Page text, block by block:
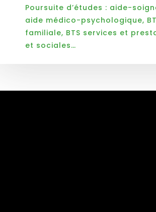
Poursuite d’études : aide-
aide médico-psychologique,
familiale, BTS services et
et sociales…